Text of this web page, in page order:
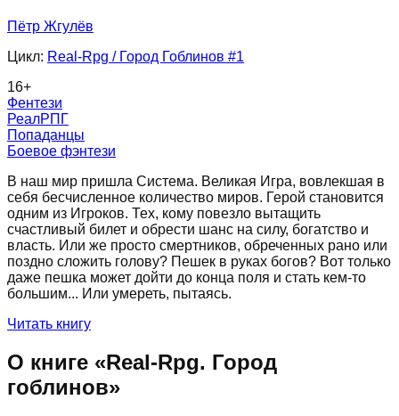
Пётр Жгулёв
Цикл: Real-Rpg / Город Гоблинов #1
16+
Фентези
РеалРПГ
Попаданцы
Боевое фэнтези
В наш мир пришла Система. Великая Игра, вовлекшая в
себя бесчисленное количество миров. Герой становится
одним из Игроков. Тех, кому повезло вытащить
счастливый билет и обрести шанс на силу, богатство и
власть. Или же просто смертников, обреченных рано или
поздно сложить голову? Пешек в руках богов? Вот только
даже пешка может дойти до конца поля и стать кем-то
большим... Или умереть, пытаясь.
Читать книгу
О книге «Real-Rpg. Город
гоблинов»